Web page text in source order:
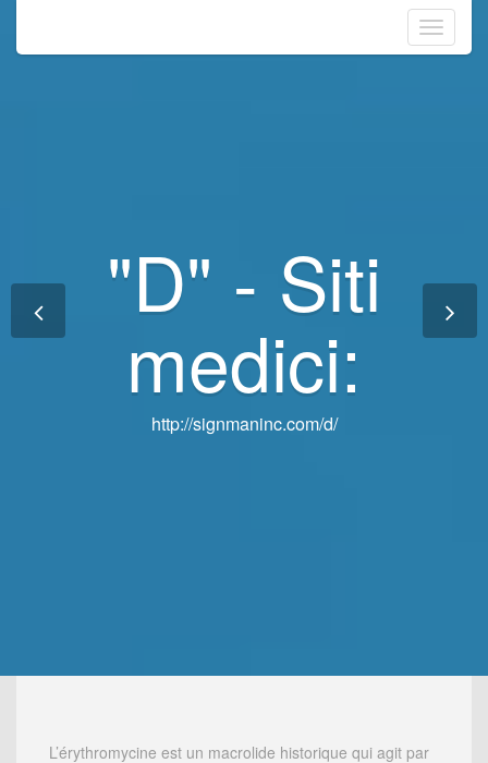
Toggle
"D" - Siti
medici:
http://signmaninc.com/d/
"D" - Siti
medici:
http://signmaninc.com/d/
L’érythromycine est un macrolide historique qui agit par